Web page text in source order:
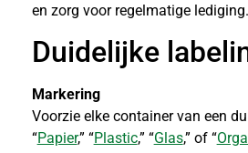
en zorg voor regelmatige lediging.
Duidelijke
Markering
Voorzie elke container van een
“Papier,” “Plastic,” “Glas,” of “